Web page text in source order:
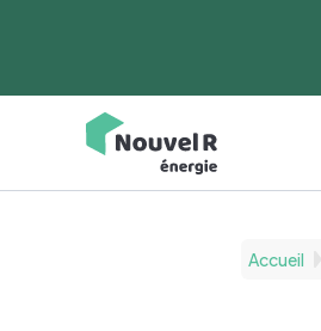
Accueil